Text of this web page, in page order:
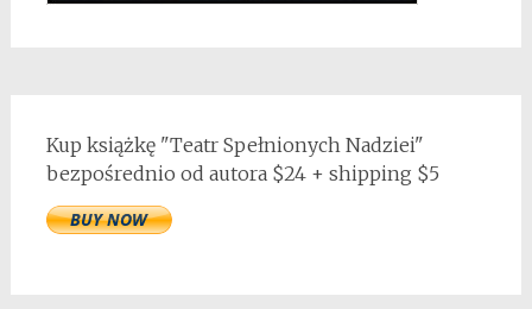
Kup książkę "Teatr Spełnionych Nadziei"
bezpośrednio od autora $24 + shipping $5